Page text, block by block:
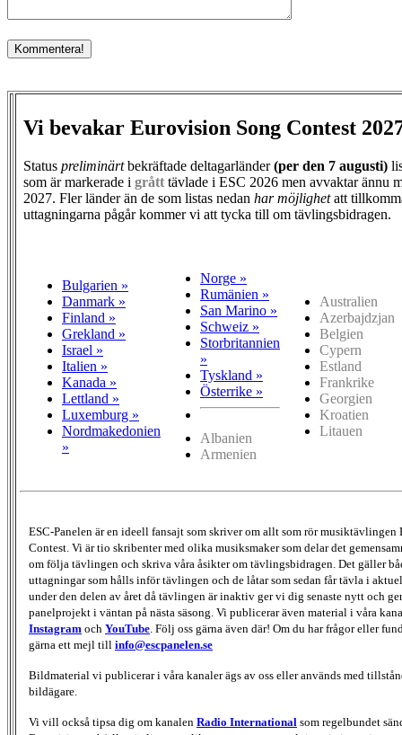
Vi bevakar Eurovision Song Contest
Status preliminärtbekräftade deltagarländer(per den 7 augusti)
som är markerade i grått tävlade i ESC 2026 men avvaktar ännu
2027. Fler länder än de som listas nedan har möjlighetatt
uttagningarna pågår kommer vi att tycka till om tävlingsbidragen.
Bulgarien »
Danmark »
Finland »
Grekland »
Israel »
Italien »
Kanada »
Lettland »
Luxemburg »
Nordmakedonien
»
Norge »
Rumänien »
San Marino »
Schweiz »
Storbritannien
»
Tyskland »
Österrike »
Albanien
Armenien
Australien
Azerbajdzjan
Belgien
Cypern
Estland
Frankrike
Georgien
Kroatien
Litauen
ESC-Panelen är en ideell fansajt som skriver om allt som rör musiktävlingen
Contest. Vi är tio skribenter med olika musiksmaker som delar det
om följa tävlingen och skriva våra åsikter om tävlingsbidragen. Det gäller
uttagningar som hålls inför tävlingen och de låtar som sedan får tävla i
under den delen av året då tävlingen är inaktiv ger vi dig senaste nytt och
panelprojekt i väntan på nästa säsong. Vi publicerar även material i våra
Instagram och YouTube. Följ oss gärna även där! Om du har frågor eller
gärna ett mejl till info@escpanelen.se
Bildmaterial vi publicerar i våra kanaler ägs av oss eller används med
bildägare.
Vi vill också tipsa dig om kanalen Radio International som regelbundet